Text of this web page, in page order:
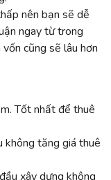
nên bạn sẽ dễ
ngay từ trong
cũng sẽ lâu hơn
Tốt nhất để thuê
tăng giá thuê
xây dựng không